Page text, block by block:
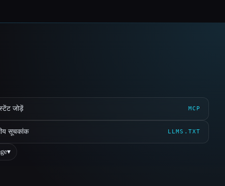
जोड़ें MCP
सूचकांक LLMS.TXT
▾